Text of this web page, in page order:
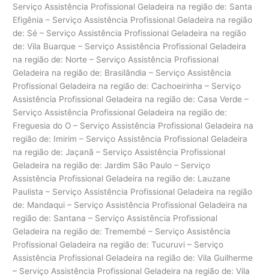
Serviço Assistência Profissional Geladeira na região de: Santa
Efigênia – Serviço Assistência Profissional Geladeira na região
de: Sé – Serviço Assistência Profissional Geladeira na região
de: Vila Buarque – Serviço Assistência Profissional Geladeira
na região de: Norte – Serviço Assistência Profissional
Geladeira na região de: Brasilândia – Serviço Assistência
Profissional Geladeira na região de: Cachoeirinha – Serviço
Assistência Profissional Geladeira na região de: Casa Verde –
Serviço Assistência Profissional Geladeira na região de:
Freguesia do O – Serviço Assistência Profissional Geladeira na
região de: Imirim – Serviço Assistência Profissional Geladeira
na região de: Jaçanã – Serviço Assistência Profissional
Geladeira na região de: Jardim São Paulo – Serviço
Assistência Profissional Geladeira na região de: Lauzane
Paulista – Serviço Assistência Profissional Geladeira na região
de: Mandaqui – Serviço Assistência Profissional Geladeira na
região de: Santana – Serviço Assistência Profissional
Geladeira na região de: Tremembé – Serviço Assistência
Profissional Geladeira na região de: Tucuruvi – Serviço
Assistência Profissional Geladeira na região de: Vila Guilherme
– Serviço Assistência Profissional Geladeira na região de: Vila